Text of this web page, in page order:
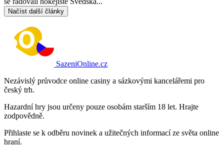
Načíst další články
SazeniOnline.cz
Nezávislý průvodce online casiny a sázkovými kancelářemi pro
český trh.
Hazardní hry jsou určeny pouze osobám starším 18 let. Hrajte
zodpovědně.
Přihlaste se k odběru novinek a užitečných informací ze světa online
hraní.